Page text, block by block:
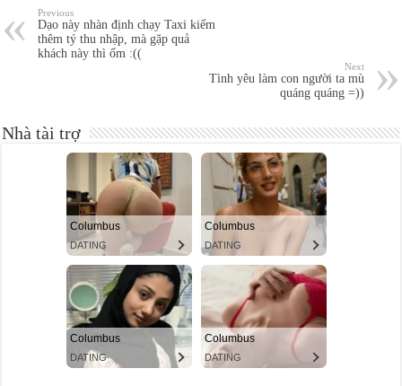
Previous
Dạo này nhàn định chạy Taxi kiếm
thêm tý thu nhập, mà gặp quả
khách này thì ốm :((
Next
Tình yêu làm con người ta mù
quáng quáng =))
Nhà tài trợ